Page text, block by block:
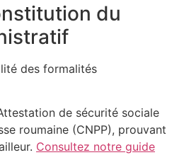
du
des formalités
de sécurité sociale
roumaine (CNPP), prouvant
Consultez notre guide